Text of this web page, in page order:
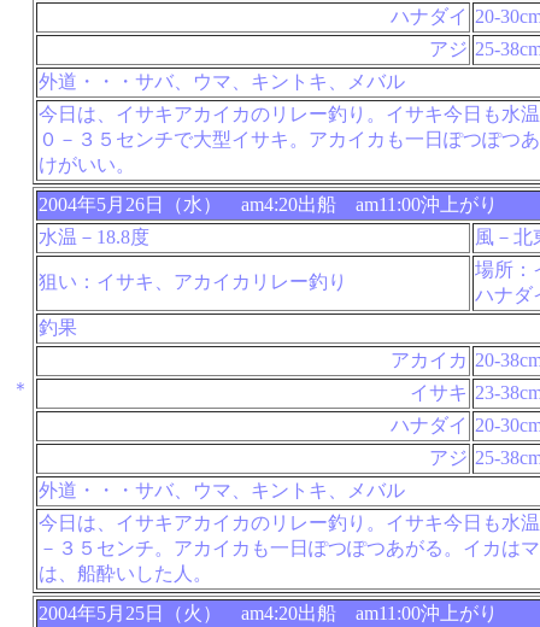
ハナダイ 20-
アジ 25-
外道・・・サバ、ウマ、キントキ、メバル
今日は、イサキアカイカのリレー釣り。イサキ今日も水
０－３５センチで大型イサキ。アカイカも一日ぽつぽつ
けがいい。
＊
2004年5月26日（水） am4:20出船 am11:00沖上がり
水温－18.8度
風－北
狙い：イサキ、アカイカリレー釣り
場所：
ハナダ
釣果
アカイカ 20-
イサキ 23-
ハナダイ 20-
アジ 25-
外道・・・サバ、ウマ、キントキ、メバル
今日は、イサキアカイカのリレー釣り。イサキ今日も水
－３５センチ。アカイカも一日ぽつぽつあがる。イカは
は、船酔いした人。
2004年5月25日（火） am4:20出船 am11:00沖上がり